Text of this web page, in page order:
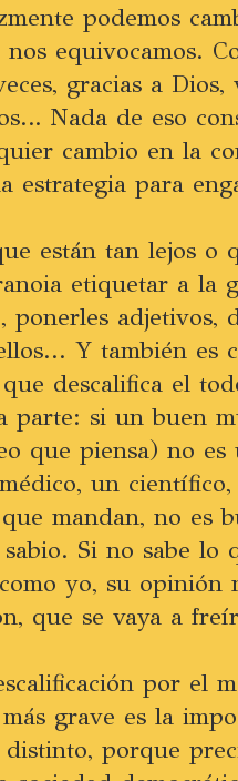
podemos
equivocamos.
gracias a
Nada de eso
cambio en la
estrategia para
están tan lejos o
etiquetar a la
ponerles adjetivos,
Y también es
que descalifica el
parte: si un buen
que piensa) no
un
mandan, no es
Si no sabe lo
yo, su opinión
que se vaya a
por el
grave es la
porque